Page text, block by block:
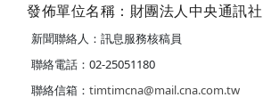
發佈單位名稱：財團法人中央通訊社
新聞聯絡人：訊息服務核稿員
聯絡電話：02-25051180
聯絡信箱： timtimcna@mail.cna.com.tw